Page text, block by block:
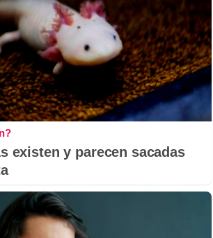
existen y parecen sacadas